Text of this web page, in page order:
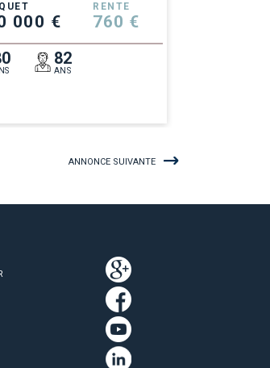
000 €
RENTE
760 €
82
ANS
ANNONCE SUIVANTE